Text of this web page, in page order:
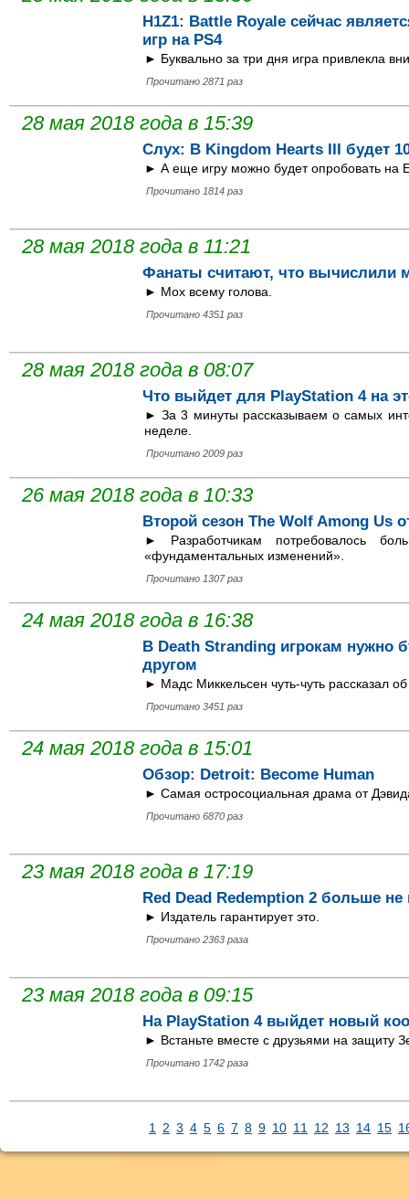
H1Z1: Battle Royale сейчас
игр на PS4
► Буквально за три дня игра привлекла
Прочитано 2871 раз
28 мая 2018 года в 15:39
Слух: В Kingdom Hearts III будет
► А еще игру можно будет опробовать на
Прочитано 1814 раз
28 мая 2018 года в 11:21
Фанаты считают, что вычислили
► Мох всему голова.
Прочитано 4351 раз
28 мая 2018 года в 08:07
Что выйдет для PlayStation 4 на
► За 3 минуты рассказываем о самых
неделе.
Прочитано 2009 раз
26 мая 2018 года в 10:33
Второй сезон The Wolf Among Us
► Разработчикам потребовалось
«фундаментальных изменений».
Прочитано 1307 раз
24 мая 2018 года в 16:38
В Death Stranding игрокам нужно
другом
► Мадс Миккельсен чуть-чуть рассказал
Прочитано 3451 раз
24 мая 2018 года в 15:01
Обзор: Detroit: Become Human
► Самая остросоциальная драма от
Прочитано 6870 раз
23 мая 2018 года в 17:19
Red Dead Redemption 2 больше не
► Издатель гарантирует это.
Прочитано 2363 раза
23 мая 2018 года в 09:15
На PlayStation 4 выйдет новый
► Встаньте вместе с друзьями на защиту
Прочитано 1742 раза
1 2 3 4 5 6 7 8 9 10 11 12 13 14 15